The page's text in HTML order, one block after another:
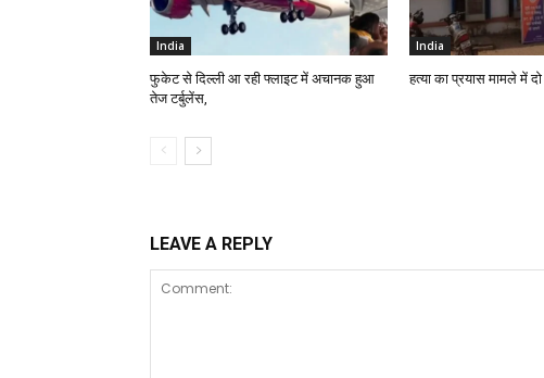
India
फुकेट से दिल्ली आ रही फ्लाइट में अचानक हुआ
तेज टर्बुलेंस,
India
हत्या का प्रयास मामले में
LEAVE A REPLY